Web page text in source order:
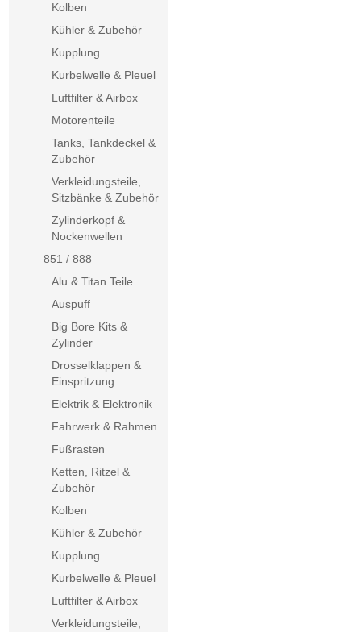
Kolben
Kühler & Zubehör
Kupplung
Kurbelwelle & Pleuel
Luftfilter & Airbox
Motorenteile
Tanks, Tankdeckel &
Zubehör
Verkleidungsteile,
Sitzbänke & Zubehör
Zylinderkopf &
Nockenwellen
851 / 888
Alu & Titan Teile
Auspuff
Big Bore Kits &
Zylinder
Drosselklappen &
Einspritzung
Elektrik & Elektronik
Fahrwerk & Rahmen
Fußrasten
Ketten, Ritzel &
Zubehör
Kolben
Kühler & Zubehör
Kupplung
Kurbelwelle & Pleuel
Luftfilter & Airbox
Verkleidungsteile,